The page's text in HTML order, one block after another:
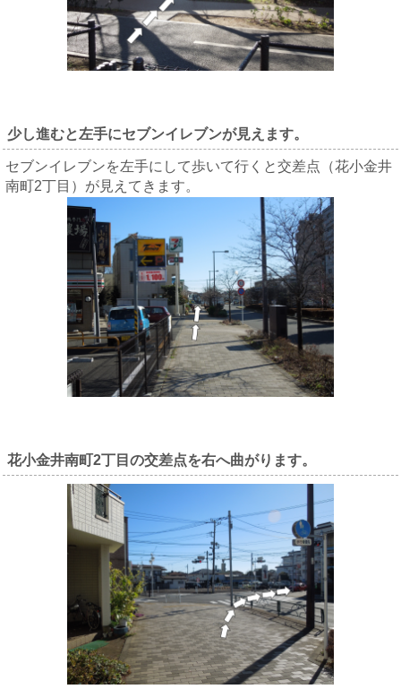
少し進むと左手にセブンイレブンが見えます。
セブンイレブンを左手にして歩いて行くと交差点（花小金井
南町2丁目）が見えてきます。
花小金井南町2丁目の交差点を右へ曲がります。